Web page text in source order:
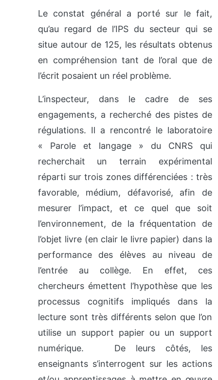
Le constat général a porté sur le fait,
qu’au regard de l’IPS du secteur qui se
situe autour de 125, les résultats obtenus
en compréhension tant de l’oral que de
l’écrit posaient un réel problème.
L’inspecteur, dans le cadre de ses
engagements, a recherché des pistes de
régulations. Il a rencontré le laboratoire
« Parole et langage » du CNRS qui
recherchait un terrain expérimental
réparti sur trois zones différenciées : très
favorable, médium, défavorisé, afin de
mesurer l’impact, et ce quel que soit
l’environnement, de la fréquentation de
l’objet livre (en clair le livre papier) dans la
performance des élèves au niveau de
l’entrée au collège. En effet, ces
chercheurs émettent l’hypothèse que les
processus cognitifs impliqués dans la
lecture sont très différents selon que l’on
utilise un support papier ou un support
numérique. De leurs côtés, les
enseignants s’interrogent sur les actions